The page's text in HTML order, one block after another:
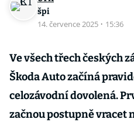
špi
14. července 2025 · 15:36
Ve všech třech českých
Škoda Auto začíná
celozávodní dovolená.
začnou postupně vracet